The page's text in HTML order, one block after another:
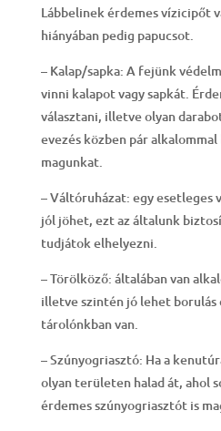
Lábbelinek érdemes vízicipőt
hiányában pedig papucsot.
– Kalap/sapka: A fejünk
vinni kalapot vagy sapkát.
választani, illetve olyan
evezés közben pár
magunkat.
– Váltóruházat: egy esetleges
jól jöhet, ezt az általunk
tudjátok elhelyezni.
– Törölköző: általában van
illetve szintén jó lehet borulás
tárolónkban van.
– Szúnyogriasztó: Ha a
olyan területen halad át, ahol
érdemes szúnyogriasztót is